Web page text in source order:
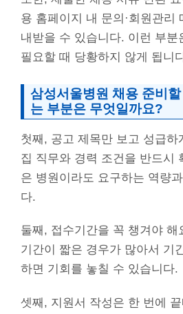
용 홈페이지 내 문의·회원관리
내받을 수 있습니다. 이런 부분
필요할 때 당황하지 않게 됩니
삼성서울병원 채용 준비
는 부분은 무엇일까요?
첫째, 공고 제목만 보고 성급하
집 직무와 경력 조건을 반드시
은 병원이라도 요구하는 역량
다.
둘째, 접수기간을 꼭 챙겨야 해
기간이 짧은 경우가 많아서 기
하면 기회를 놓칠 수 있습니다.
셋째, 지원서 작성은 한 번에